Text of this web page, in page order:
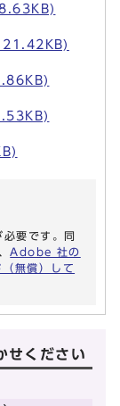
21.42KB)
要です。同
Adobe 社の
無償）して
せください